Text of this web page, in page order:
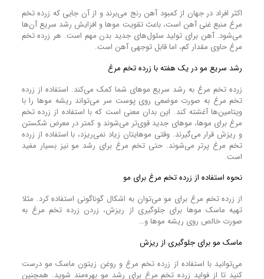
اکثر افراد در جهان از کمبود آهن رنج می‌برند و از آن جایی که زرده تخم
مرغ منبع غنی آهن است، باعث تقویت مو‌ها و افزایش رشد سریع آن‌ها
می‌شود. آهن برای تولید سلول‌های جدید بدن مهم است. هر زرده تخم
مرغ حاوی مقدار کم، اما قابل توجهی آهن است.
رشد سریع مو در یک هفته با زرده تخم مرغ
زرده تخم مرغ به رشد سریع مو‌های شما کمک می‌کند. استفاده از زرده
تخم مرغ به صورت موضعی روی پوست سر می‌تواند ریشه مو‌ها را با
ویتامین‌ها آغشته کند. این بدان معنی است که با استفاده از زرده تخم
مرغ برای موها، مو‌های جدید قوی‌تر می‌شوند و کمتر در معرض شکستن
و ریزش قرار می‌گیرند. وقتی مو‌هایتان زیاد نمی‌ریزد، با استفاده از زرده
تخم مرغ پرتر می‌شوند. حتی تخم مرغ برای رشد مو نیز بسیار مفید
است.
نحوه استفاده از زرده تخم مرغ برای مو
از زرده تخم مرغ برای مو می‌توان به اشکال گوناگونی استفاده کرد. مثلا
تهیه ماسک موها برای جلوگیری از ریزش، زردن زرده تخم مرغ به
صورت خالص روی ریشه مو‌ها و…
ماسک مو برای جلوگیری از ریزش
می‌توانید با استفاده از زرده تخم مرغ و روغن زیتون ماسک مو درست
کنید تا از فواید زرده تخم مرغ برای رشد مو‌ بهره‌مند شوید. همچنین